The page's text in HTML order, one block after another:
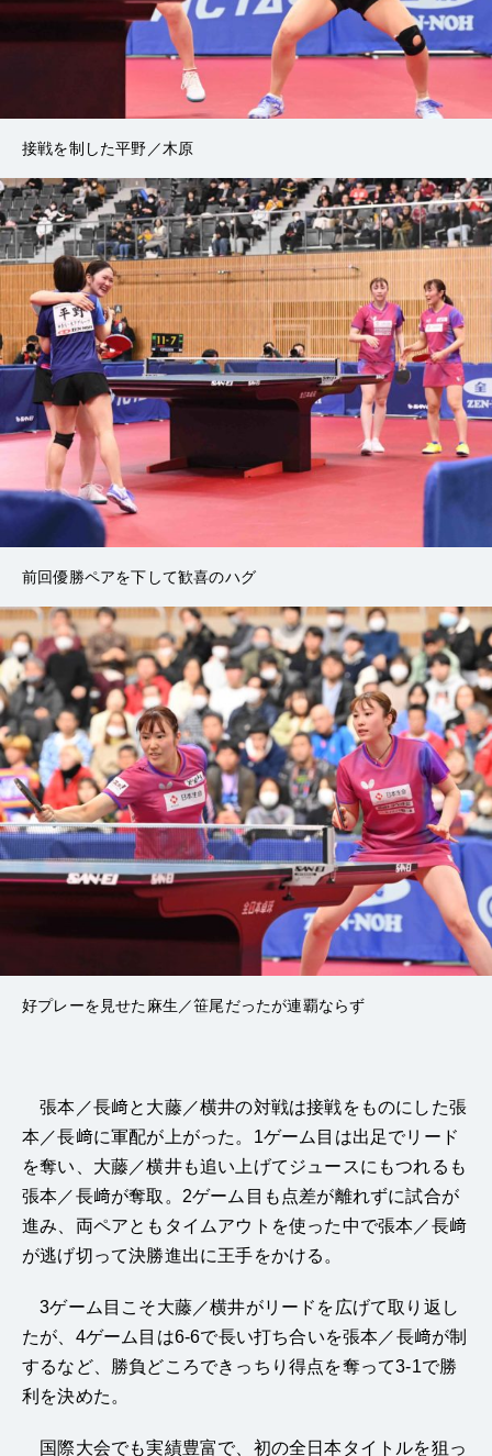
接戦を制した平野／木原
前回優勝ペアを下して歓喜のハグ
好プレーを見せた麻生／笹尾だったが連覇ならず
張本／長﨑と大藤／横井の対戦は接戦をものにした張
本／長﨑に軍配が上がった。1ゲーム目は出足でリード
を奪い、大藤／横井も追い上げてジュースにもつれるも
張本／長﨑が奪取。2ゲーム目も点差が離れずに試合が
進み、両ペアともタイムアウトを使った中で張本／長﨑
が逃げ切って決勝進出に王手をかける。
3ゲーム目こそ大藤／横井がリードを広げて取り返し
たが、4ゲーム目は6-6で長い打ち合いを張本／長﨑が制
するなど、勝負どころできっちり得点を奪って3-1で勝
利を決めた。
国際大会でも実績豊富で、初の全日本タイトルを狙っ